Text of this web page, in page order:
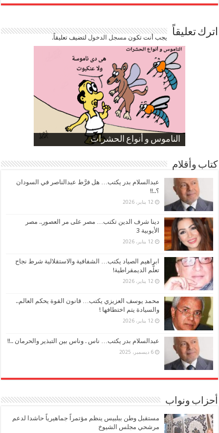
اترك تعليقاً يجب أنت تكون مسجل الدخوللتضيف تعليقاً.
الناموس و أنواع الحشرات
الموظفين بعد ارتفاع الأسعار
ارتفاع نسبة الطلاق في مصر
صورة كاركاتيرية
صورة كاركاتيرية
كتاب وأقلام
عبدالسلام بدر يكتب… هل فرَّط عبدالناصر في السودان
؟..!!
12 يناير، 2026
دينا شرف الدين تكتب… مصر على مر العصور.. مصر
الأيوبية 3
12 يناير، 2026
ابراهيم الصياد يكتب… الشفافية والاستقلالية شرط نجاح
تعلُّم الديمقراطية!
12 يناير، 2026
محمد يوسف العزيزي يكتب… قانون القوة يحكم العالم..
والسيادة يتم اختطافها !
12 يناير، 2026
عبدالسلام بدر يكتب… ناس . وناس بين التبذير والحرمان ..!!
6 ديسمبر، 2025
أحزاب ونواب
مستقبل وطن ببلبيس ينظم مؤتمراً جماهيرياً حاشدا لدعم
مرشحي مجلس الشيوخ